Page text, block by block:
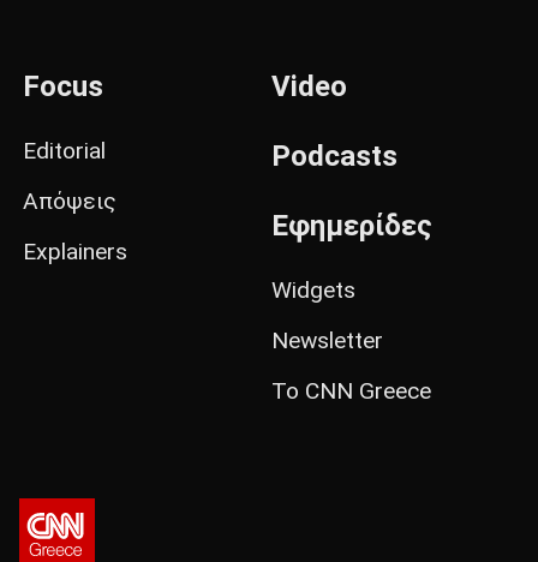
Focus
Editorial
Απόψεις
Explainers
Video
Podcasts
Εφημερίδες
Widgets
Newsletter
Το CNN Greece